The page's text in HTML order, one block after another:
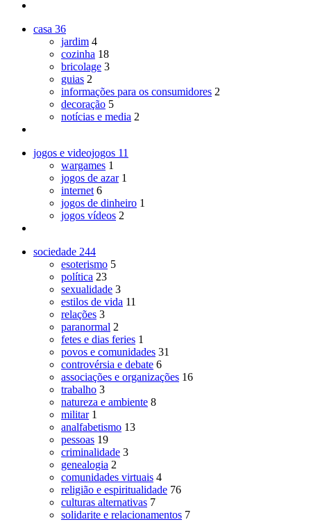
casa 36
jardim 4
cozinha 18
bricolage 3
guias 2
informações para os consumidores 2
decoração 5
notícias e media 2
jogos e videojogos 11
wargames 1
jogos de azar 1
internet 6
jogos de dinheiro 1
jogos vídeos 2
sociedade 244
esoterismo 5
política 23
sexualidade 3
estilos de vida 11
relações 3
paranormal 2
fetes e dias feries 1
povos e comunidades 31
controvérsia e debate 6
associações e organizações 16
trabalho 3
natureza e ambiente 8
militar 1
analfabetismo 13
pessoas 19
criminalidade 3
genealogia 2
comunidades virtuais 4
religião e espiritualidade 76
culturas alternativas 7
solidarite e relacionamentos 7